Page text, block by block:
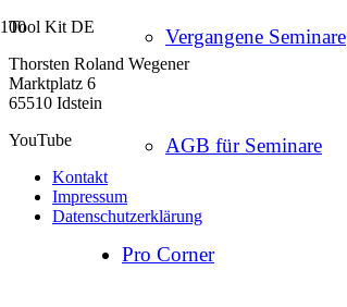
Vergangene Seminare
AGB für Seminare
Pro Corner
Tool Kit DE
Thorsten Roland Wegener
Marktplatz 6
65510 Idstein
YouTube
Kontakt
Impressum
Datenschutzerklärung